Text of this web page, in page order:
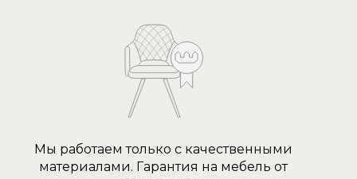
Мы работаем только с качественными
материалами. Гарантия на мебель от